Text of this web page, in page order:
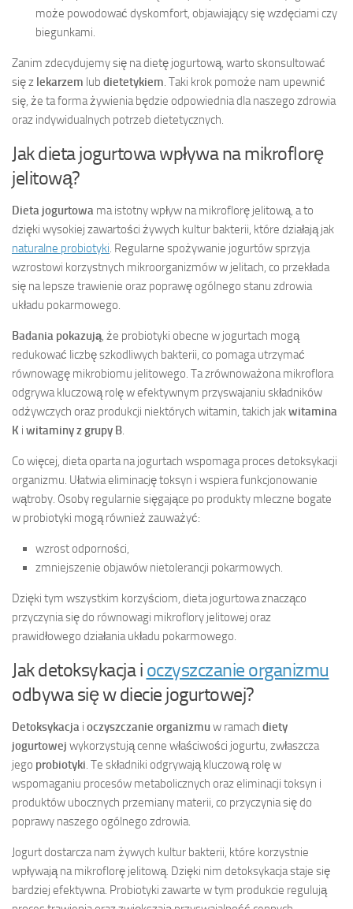
może powodować dyskomfort, objawiający się wzdęciami czy
biegunkami.
Zanim zdecydujemy się na dietę jogurtową, warto skonsultować
się z lekarzem lub dietetykiem . Taki krok pomoże nam upewnić
się, że ta forma żywienia będzie odpowiednia dla naszego zdrowia
oraz indywidualnych potrzeb dietetycznych.
Jak dieta jogurtowa wpływa na mikroflorę
jelitową?
Dieta jogurtowa ma istotny wpływ na mikroflorę jelitową, a to
dzięki wysokiej zawartości żywych kultur bakterii, które działają jak
naturalne probiotyki . Regularne spożywanie jogurtów sprzyja
wzrostowi korzystnych mikroorganizmów w jelitach, co przekłada
się na lepsze trawienie oraz poprawę ogólnego stanu zdrowia
układu pokarmowego.
Badania pokazują , że probiotyki obecne w jogurtach mogą
redukować liczbę szkodliwych bakterii, co pomaga utrzymać
równowagę mikrobiomu jelitowego. Ta zrównoważona mikroflora
odgrywa kluczową rolę w efektywnym przyswajaniu składników
odżywczych oraz produkcji niektórych witamin, takich jakwitamina
K i witaminy z grupy B
Co więcej, dieta oparta na jogurtach wspomaga proces detoksykacji
organizmu. Ułatwia eliminację toksyn i wspiera funkcjonowanie
wątroby. Osoby regularnie sięgające po produkty mleczne bogate
w probiotyki mogą również zauważyć:
wzrost odporności,
zmniejszenie objawów nietolerancji pokarmowych.
Dzięki tym wszystkim korzyściom, dieta jogurtowa znacząco
przyczynia się do równowagi mikroflory jelitowej oraz
prawidłowego działania układu pokarmowego.
Jak detoksykacja i oczyszczanie organizmu
odbywa się w diecie jogurtowej?
Detoksykacja i oczyszczanie organizmuw ramach diety
jogurtowej wykorzystują cenne właściwości jogurtu, zwłaszcza
jego probiotyki . Te składniki odgrywają kluczową rolę w
wspomaganiu procesów metabolicznych oraz eliminacji toksyn i
produktów ubocznych przemiany materii, co przyczynia się do
poprawy naszego ogólnego zdrowia.
Jogurt dostarcza nam żywych kultur bakterii, które korzystnie
wpływają na mikroflorę jelitową. Dzięki nim detoksykacja staje się
bardziej efektywna. Probiotyki zawarte w tym produkcie regulują